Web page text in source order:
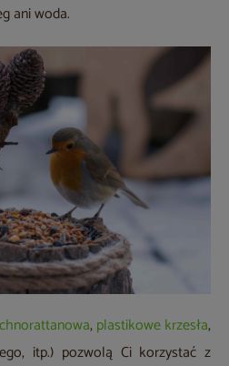
ani woda.
, plastikowe krzesła,
itp.) pozwolą Ci korzystać z